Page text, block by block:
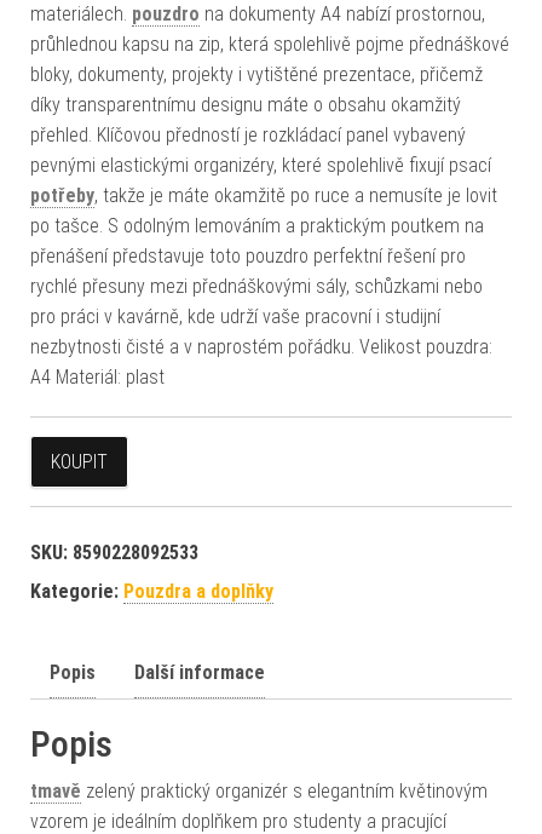
materiálech. pouzdro na dokumenty A4 nabízí prostornou,
průhlednou kapsu na zip, která spolehlivě pojme přednáškové
bloky, dokumenty, projekty i vytištěné prezentace, přičemž
díky transparentnímu designu máte o obsahu okamžitý
přehled. Klíčovou předností je rozkládací panel vybavený
pevnými elastickými organizéry, které spolehlivě fixují psací
potřeby, takže je máte okamžitě po ruce a nemusíte je lovit
po tašce. S odolným lemováním a praktickým poutkem na
přenášení představuje toto pouzdro perfektní řešení pro
rychlé přesuny mezi přednáškovými sály, schůzkami nebo
pro práci v kavárně, kde udrží vaše pracovní i studijní
nezbytnosti čisté a v naprostém pořádku. Velikost pouzdra:
A4 Materiál: plast
KOUPIT
SKU: 8590228092533
Kategorie: Pouzdra a doplňky
Popis Další informace
Popis
tmavě zelený praktický organizér s elegantním květinovým
vzorem je ideálním doplňkem pro studenty a pracující